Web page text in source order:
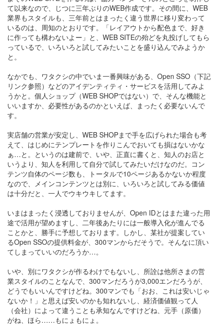
て以来なので、じつに三年ぶりのWEB作成です。その間に、WEB
業界もスタイルも、三年前とはまったく違う世界に移り変わって
いるのは、周知のとおりです。「レイアウトから配色まで、好き
に作っても構わないよー」と、WEB SITEの殆どを丸投げしてもら
っているで、いろいろと試してみたいことを盛り込んでみようか
と。
なかでも、ワタクシの中でいま一番興味がある、Open SSO（下記
リンク参照）などのアイデンティティ・サービスを活用してみよ
うかと。個人ショップ（WEB SHOPではない）で、そんな機能と
いいますか、必要性があるのかといえば、まったく必要ないんで
す。
実店舗の営業が安定し、WEB SHOPまで手を広げられた場合も考
えて、はじめにテンプレートを作りこんでおいても損はないかな
ぁ…と。というのは建前で、いや、正直に書くと、知人のお店と
いうより、知人を利用して自分で試してみたいだけなのだ。コン
テンツ自体のページ数も、トータルで10ページあるかないか程度
なので、メインコンテンツとは別に、いろいろと試してみる価値
は十分だと、一人でウキウキしてます。
いまはまったく浸透しておりませんが、Open IDとはまた違った用
途で活用が望めますし、二年後あたりには一般導入化が進んでる
ことかと、勝手に予想しております。しかし、某社が提案してい
るOpen SSOの提供料金が、300マンからだそうで。そんなに頂い
てしまっていいのだろうか…。
いや、別にワタクシが作るわけでもないし、所詮は他所さまの営
業スタイルのことなんで、300マンだろうが3,000エンだろうが、
どうでもいいんですけどね。300マンでも「おお、これは安いじゃ
ないか！」と思えば安いのかも知れないし、経済価値観って人
（会社）によって違うことも承知なんですけどね、元手（原価）
がね、ほら……もにょもにょ。